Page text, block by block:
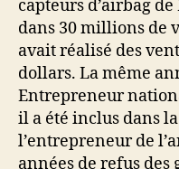
capteurs d’airbag
dans 30 millions de
avait réalisé des
dollars. La même
Entrepreneur
il a été inclus dans
l’entrepreneur de
années de refus